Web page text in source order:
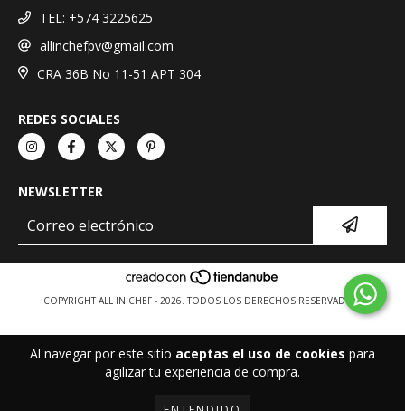
Al navegar por este sitio aceptas el uso de cookies para
agilizar tu experiencia de compra.
TEL: +574 3225625
allinchefpv@gmail.com
CRA 36B No 11-51 APT 304
REDES SOCIALES
NEWSLETTER
COPYRIGHT ALL IN CHEF - 2026. TODOS LOS DERECHOS RESERVADOS.